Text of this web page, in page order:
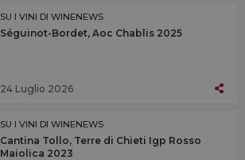
SU I VINI DI WINENEWS
Séguinot-Bordet, Aoc Chablis 2025
24 Luglio 2026
SU I VINI DI WINENEWS
Cantina Tollo, Terre di Chieti Igp Rosso
Maiolica 2023